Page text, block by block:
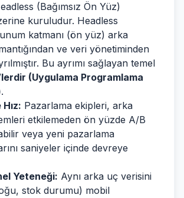
(Bağımsız Ön Yüz)
kuruludur. Headless
katmanı (ön yüz) arka
ve veri yönetiminden
Bu ayrımı sağlayan temel
(Uygulama Programlama
.
Pazarlama ekipleri, arka
etkilemeden ön yüzde A/B
veya yeni pazarlama
saniyeler içinde devreye
Yeteneği: Aynı arka uç verisini
stok durumu) mobil